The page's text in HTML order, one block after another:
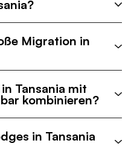
Migration in
Tansania mit
kombinieren?
in Tansania